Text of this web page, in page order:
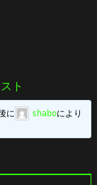
ト
に shaboにより